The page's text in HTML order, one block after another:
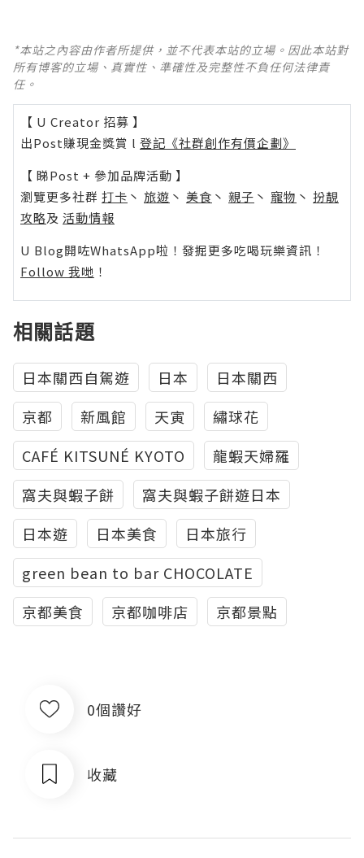
*本站之內容由作者所提供，並不代表本站的立場。因此本站對
所有博客的立場、真實性、準確性及完整性不負任何法律責
任。
【 U Creator 招募 】
出Post賺現金獎賞 l 登記《社群創作有價企劃》
【 睇Post + 參加品牌活動 】
瀏覽更多社群 打卡 丶 旅遊 丶 美食 丶 親子 丶 寵物 丶 扮靚
攻略及 活動情報
U Blog開咗WhatsApp啦！發掘更多吃喝玩樂資訊！
Follow 我哋 ！
相關話題
日本關西自駕遊 日本
日本關西
京都
新風館 天寅
繡球花
CAFÉ KITSUNÉ KYOTO
龍蝦天婦羅
窩夫與蝦子餅
窩夫與蝦子餅遊日本
日本遊
日本美食
日本旅行
green bean to bar CHOCOLATE
京都美食
京都咖啡店 京都景點
0個讚好
收藏